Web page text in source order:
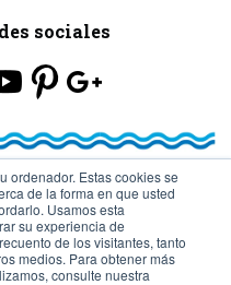
ordenador. Estas cookies se
de la forma en que usted
Usamos esta
su experiencia de
de los visitantes, tanto
medios. Para obtener más
consulte nuestra
sociales
S.L.U. Todos los Derechos